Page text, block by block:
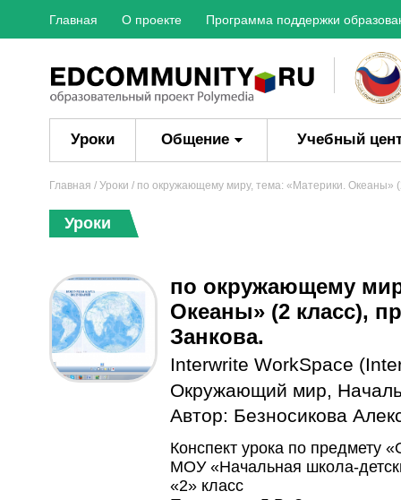
Главная О проекте Программа поддержки
Уроки Общение Учебный
Главная / Уроки / по окружающему миру, тема: «Материки. Океаны»
Уроки
по окружающему
Океаны» (2 класс),
Занкова.
Interwrite WorkSpace
Окружающий мир,
Автор: Безносикова
Конспект урока по предмету
МОУ «Начальная школа-
«2» класс